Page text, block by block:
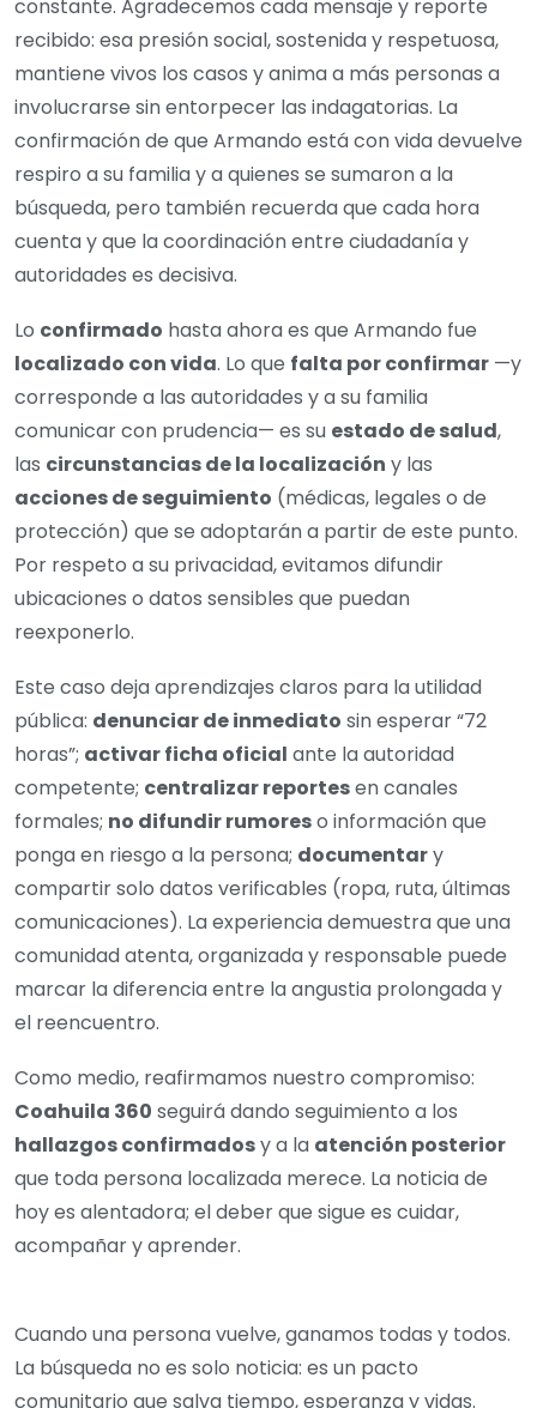
constante. Agradecemos cada mensaje y reporte
recibido: esa presión social, sostenida y respetuosa,
mantiene vivos los casos y anima a más personas a
involucrarse sin entorpecer las indagatorias. La
confirmación de que Armando está con vida devuelve
respiro a su familia y a quienes se sumaron a la
búsqueda, pero también recuerda que cada hora
cuenta y que la coordinación entre ciudadanía y
autoridades es decisiva.
Lo confirmado hasta ahora es que Armando fue
localizado con vida. Lo que falta por confirmar —y
corresponde a las autoridades y a su familia
comunicar con prudencia— es su estado de salud,
las circunstancias de la localización y las
acciones de seguimiento (médicas, legales o de
protección) que se adoptarán a partir de este punto.
Por respeto a su privacidad, evitamos difundir
ubicaciones o datos sensibles que puedan
reexponerlo.
Este caso deja aprendizajes claros para la utilidad
pública: denunciar de inmediato sin esperar “72
horas”; activar ficha oficial ante la autoridad
competente; centralizar reportesen canales
formales; no difundir rumoreso información que
ponga en riesgo a la persona; documentary
compartir solo datos verificables (ropa, ruta, últimas
comunicaciones). La experiencia demuestra que una
comunidad atenta, organizada y responsable puede
marcar la diferencia entre la angustia prolongada y
el reencuentro.
Como medio, reafirmamos nuestro compromiso:
Coahuila 360 seguirá dando seguimiento a los
hallazgos confirmadosy a la atención posterior
que toda persona localizada merece. La noticia de
hoy es alentadora; el deber que sigue es cuidar,
acompañar y aprender.
Cuando una persona vuelve, ganamos todas y todos.
La búsqueda no es solo noticia: es un pacto
comunitario que salva tiempo, esperanza y vidas.